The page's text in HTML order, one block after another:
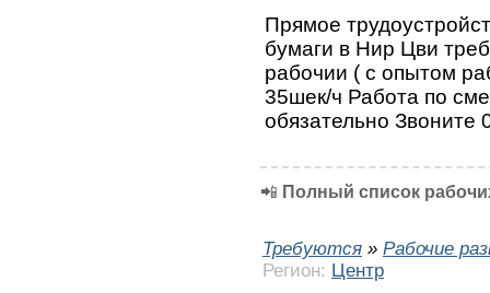
Прямое
бумаги в Нир Цви
рабочии ( с опытом
35шек/ч Работа по
обязательно Звоните
📲 Полный список
Требуются » Рабочие
Регион: Центр